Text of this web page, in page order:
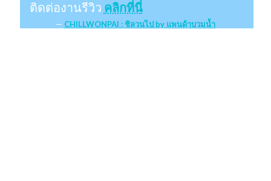
ติดต่องานรีวิว คลิกที่นี่
CHILLWONPAI : ชิลวนไป by แพนด้าบวมน้ำ